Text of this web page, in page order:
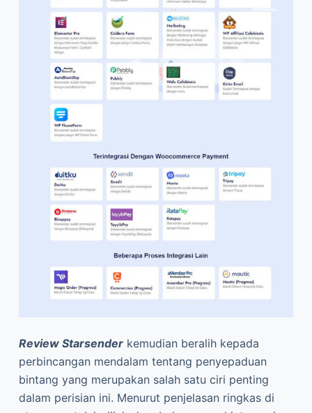
Review Starsenderkemudian beralih kepada
perbincangan mendalam tentang penyepaduan
bintang yang merupakan salah satu ciri penting
dalam perisian ini. Menurut penjelasan ringkas di